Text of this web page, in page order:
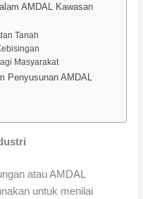
AMDAL Kawasan
Tanah
Masyarakat
Penyusunan AMDAL
atau AMDAL
untuk menilai